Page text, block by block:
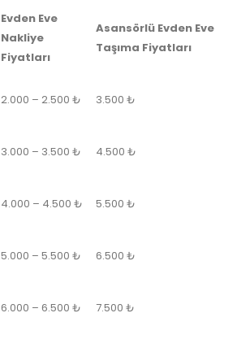
Evden Eve
Nakliye
Fiyatları
Asansörlü Evden Eve
Taşıma Fiyatları
2.000 – 2.500 ₺ 3.500 ₺
3.000 – 3.500 ₺ 4.500 ₺
4.000 – 4.500 ₺ 5.500 ₺
5.000 – 5.500 ₺ 6.500 ₺
6.000 – 6.500 ₺ 7.500 ₺